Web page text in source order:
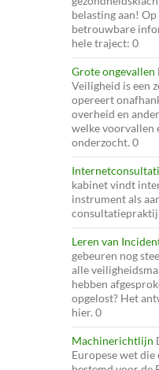
belasting aan!
betrouwbare
hele traject: 0
Grote ongevallen
Veiligheid is een
opereert
overheid en
welke voorvallen
onderzocht. 0
kabinet vindt
instrument als
Leren van
gebeuren nog
alle
hebben
opgelost? Het
hier. 0
Machinerichtlijn
Europese wet die